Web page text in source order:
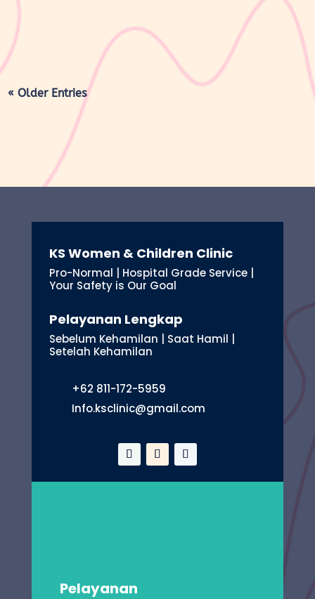
« Older Entries
KS Women & Children Clinic
Pro-Normal | Hospital Grade Service |
Your Safety is Our Goal
Pelayanan Lengkap
Sebelum Kehamilan | Saat Hamil |
Setelah Kehamilan
+62 811-172-5959
Info.ksclinic@gmail.com
Pelayanan